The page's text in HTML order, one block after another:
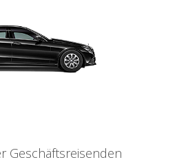
Geschäftsreisenden